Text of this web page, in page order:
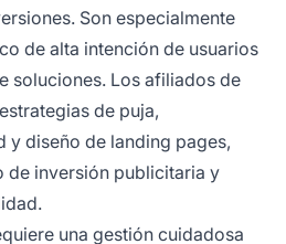
Son especialmente
de alta intención de usuarios
soluciones. Los afiliados de
de puja,
diseño de landing pages,
de inversión publicitaria y
una gestión cuidadosa